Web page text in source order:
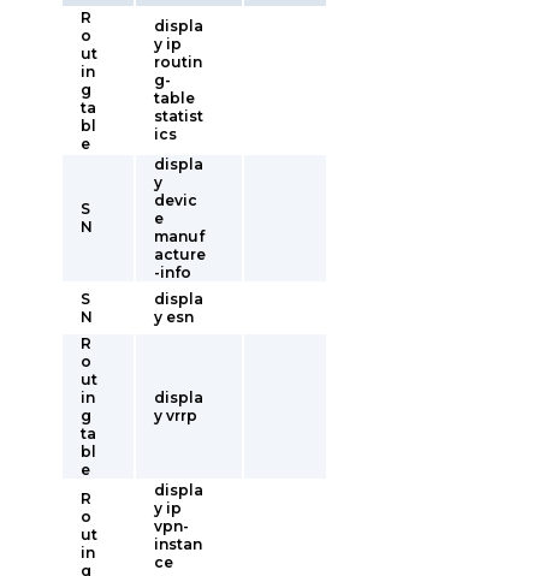
R
o
ut
in
g
ta
bl
e
displa
y ip
routin
g-
table
statist
ics
S
N
displa
y
devic
e
manuf
acture
-info
S
N
displa
y esn
R
o
ut
in
g
ta
bl
e
displa
y vrrp
R
o
ut
in
g
displa
y ip
vpn-
instan
ce